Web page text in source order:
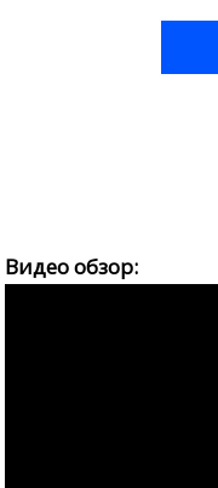
Видео обзор: